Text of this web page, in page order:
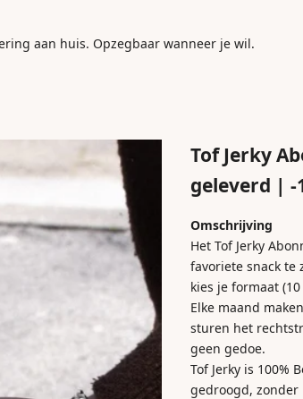
aan huis. Opzegbaar wanneer je wil.
Tof Jerky
geleverd | -
Omschrijving
Het Tof Jerky
favoriete snack te
kies je formaat
Elke maand
sturen het
geen gedoe.
Tof Jerky is 100%
gedroogd, zonder